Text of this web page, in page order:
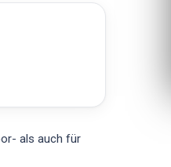
als auch für